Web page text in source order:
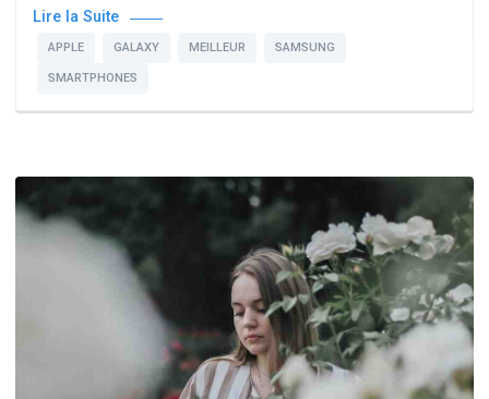
Lire la Suite
APPLE GALAXY MEILLEUR SAMSUNG
SMARTPHONES